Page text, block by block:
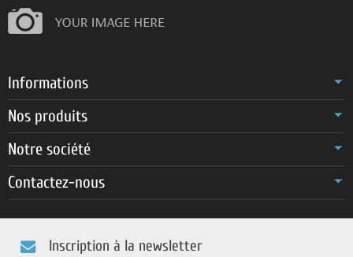
Informations
Nos produits
Notre société
Contactez-nous
Inscription à la newsletter